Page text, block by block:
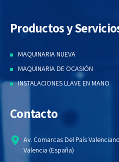
Productos y
MAQUINARIA NUEVA
MAQUINARIA DE OCASIÓN
INSTALACIONES LLAVE EN MANO
Contacto
Av. Comarcas Del País
Valencia (España)